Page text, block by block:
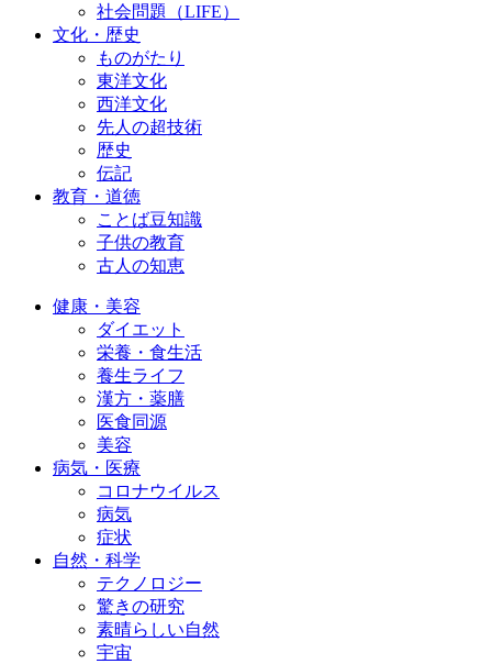
社会問題（LIFE）
文化・歴史
ものがたり
東洋文化
西洋文化
先人の超技術
歴史
伝記
教育・道徳
ことば豆知識
子供の教育
古人の知恵
健康・美容
ダイエット
栄養・食生活
養生ライフ
漢方・薬膳
医食同源
美容
病気・医療
コロナウイルス
病気
症状
自然・科学
テクノロジー
驚きの研究
素晴らしい自然
宇宙